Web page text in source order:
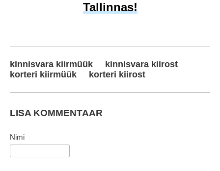
Tallinnas!
kinnisvara kiirmüük
kinnisvara kiirost
korteri kiirmüük
korteri kiirost
LISA KOMMENTAAR
Nimi